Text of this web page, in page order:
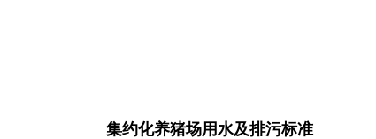
集约化养猪场用水及排污标准